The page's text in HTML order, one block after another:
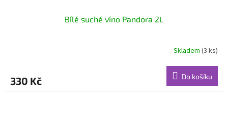
Bílé suché víno Pandora 2L
Skladem (3 ks)
330 Kč Do košíku